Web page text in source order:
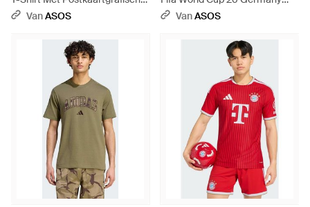
Backprint - Blauw
VanASOS
Shirt - Blauw
VanASOS